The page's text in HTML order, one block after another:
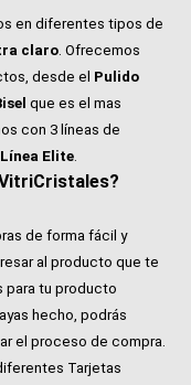
en diferentes tipos de
claro. Ofrecemos
desde el Pulido
que es el mas
con 3 líneas de
Elite.
de forma fácil y
al producto que te
para tu producto
hecho, podrás
el proceso de compra.
Tarjetas